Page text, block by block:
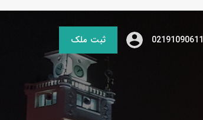
02191090611 ثبت ملک